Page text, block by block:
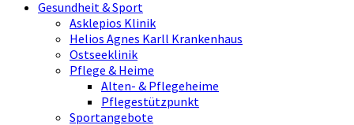
Gesundheit & Sport
Asklepios Klinik
Helios Agnes Karll Krankenhaus
Ostseeklinik
Pflege & Heime
Alten- & Pflegeheime
Pflegestützpunkt
Sportangebote